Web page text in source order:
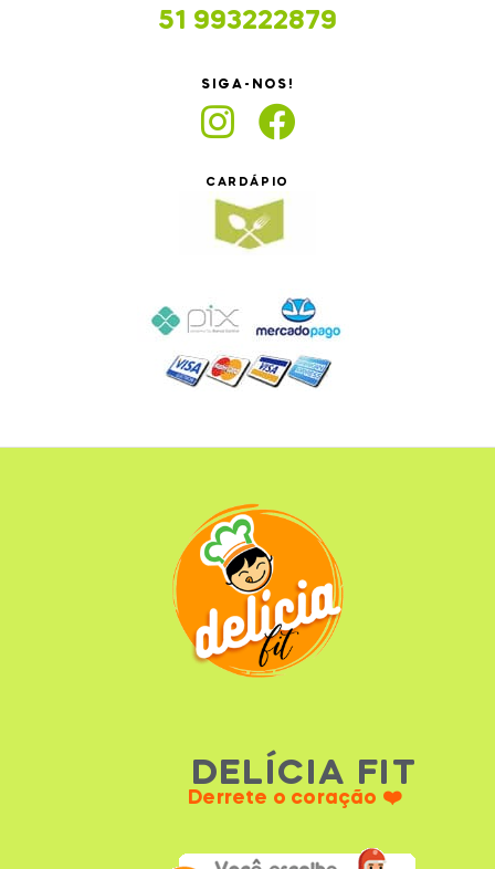
51 993222879
SIGA-NOS!
CARDÁPIO
DELÍCIA FIT
Derrete o coração ❤️